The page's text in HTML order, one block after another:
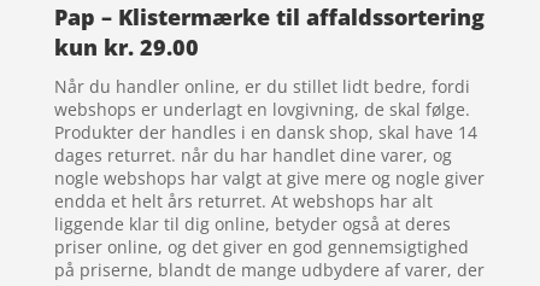
Pap – Klistermærke til affaldssortering
kun kr. 29.00
Når du handler online, er du stillet lidt bedre, fordi
webshops er underlagt en lovgivning, de skal følge.
Produkter der handles i en dansk shop, skal have 14
dages returret. når du har handlet dine varer, og
nogle webshops har valgt at give mere og nogle giver
endda et helt års returret. At webshops har alt
liggende klar til dig online, betyder også at deres
priser online, og det giver en god gennemsigtighed
på priserne, blandt de mange udbydere af varer, der